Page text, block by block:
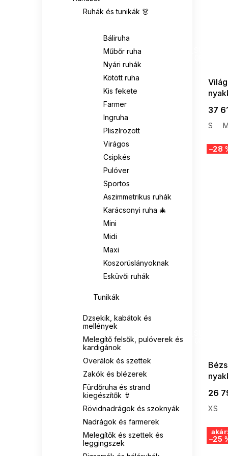
RELEVANCE 0
RUE PARIS 34
SUBLEVEL 0
37
Ruhák és tunikák 👗
Báliruha
Műbőr ruha
Nyári ruhák
Kötött ruha
Kis fekete
Farmer
Ingruha
Pliszírozott
Virágos
Csipkés
Pulóver
Sportos
Aszimmetrikus ruhák
Karácsonyi ruha 🎄
Mini
Midi
Maxi
Koszorúslányoknak
Esküvői ruhák
Tunikák
Dzsekik, kabátok és
mellények
Melegítő felsők, pulóverek és
kardigánok
Overálok és szettek
Zakók és blézerek
Fürdőruha és strand
kiegészítők 👙
Rövidnadrágok és szoknyák
Nadrágok és farmerek
Melegítők és szettek és
leggingszek
37
S M
–28
26
XS
akár:
–25